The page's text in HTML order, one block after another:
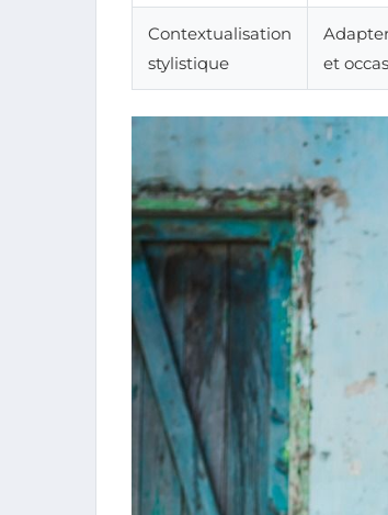
Contextualisation
stylistique
et